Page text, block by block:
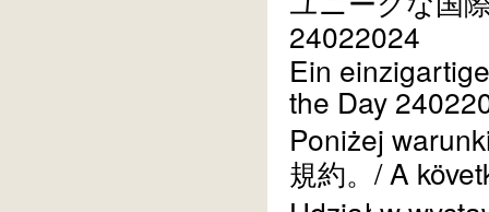
24022024
Ein
the Day
Poniżej
規約。 / A